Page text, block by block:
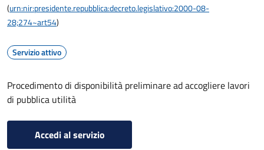
(urn:nir:presidente.repubblica:decreto.legislativo:2000-08-
28;274~art54)
Servizio attivo
Procedimento di disponibilità preliminare ad accogliere lavori
di pubblica utilità
Accedi al servizio